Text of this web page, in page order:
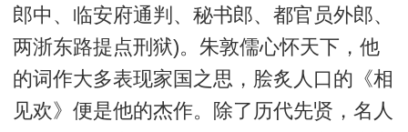
郎中、临安府通判、秘书郎、都官员外郎、
两浙东路提点刑狱)。朱敦儒心怀天下，他
的词作大多表现家国之思，脍炙人口的《相
见欢》便是他的杰作。除了历代先贤，名人